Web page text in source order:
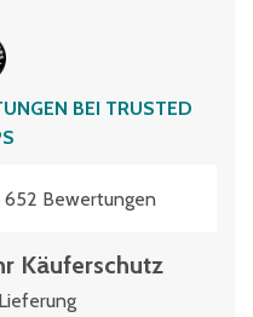
BEI TRUSTED
Bewertungen
Käuferschutz